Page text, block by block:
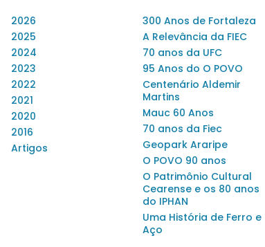
2026
2025
2024
2023
2022
2021
2020
2016
Artigos
300 Anos de Fortaleza
A Relevância da FIEC
70 anos da UFC
95 Anos do O POVO
Centenário Aldemir
Martins
Mauc 60 Anos
70 anos da Fiec
Geopark Araripe
O POVO 90 anos
O Patrimônio Cultural
Cearense e os 80 anos
do IPHAN
Uma História de Ferro e
Aço